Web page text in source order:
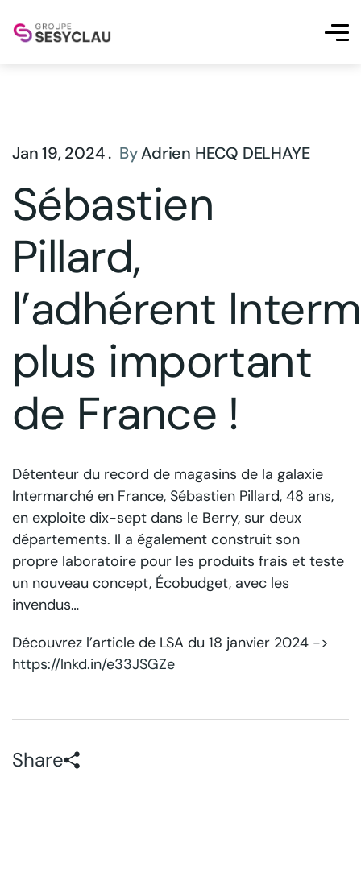
Jan 19, 2024 . ByAdrien HECQ DELHAYE
Sébastien
Pillard,
l’adhérent
plus important
de France !
Détenteur du record de magasins de la galaxie
Intermarché en France, Sébastien Pillard, 48 ans,
en exploite dix-sept dans le Berry, sur deux
départements. Il a également construit son
propre laboratoire pour les produits frais et teste
un nouveau concept, Écobudget, avec les
invendus…
Découvrez l’article de LSA du 18 janvier 2024 ->
https://lnkd.in/e33JSGZe
Share